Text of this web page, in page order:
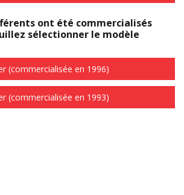
ont été commercialisés
sélectionner le modèle
(commercialisée en 1996)
(commercialisée en 1993)